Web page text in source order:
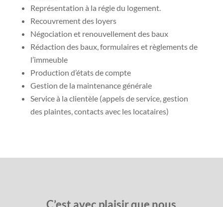
Représentation à la régie du logement.
Recouvrement des loyers
Négociation et renouvellement des baux
Rédaction des baux, formulaires et règlements de
l’immeuble
Production d’états de compte
Gestion de la maintenance générale
Service à la clientèle (appels de service, gestion
des plaintes, contacts avec les locataires)
C’est avec plaisir que nous